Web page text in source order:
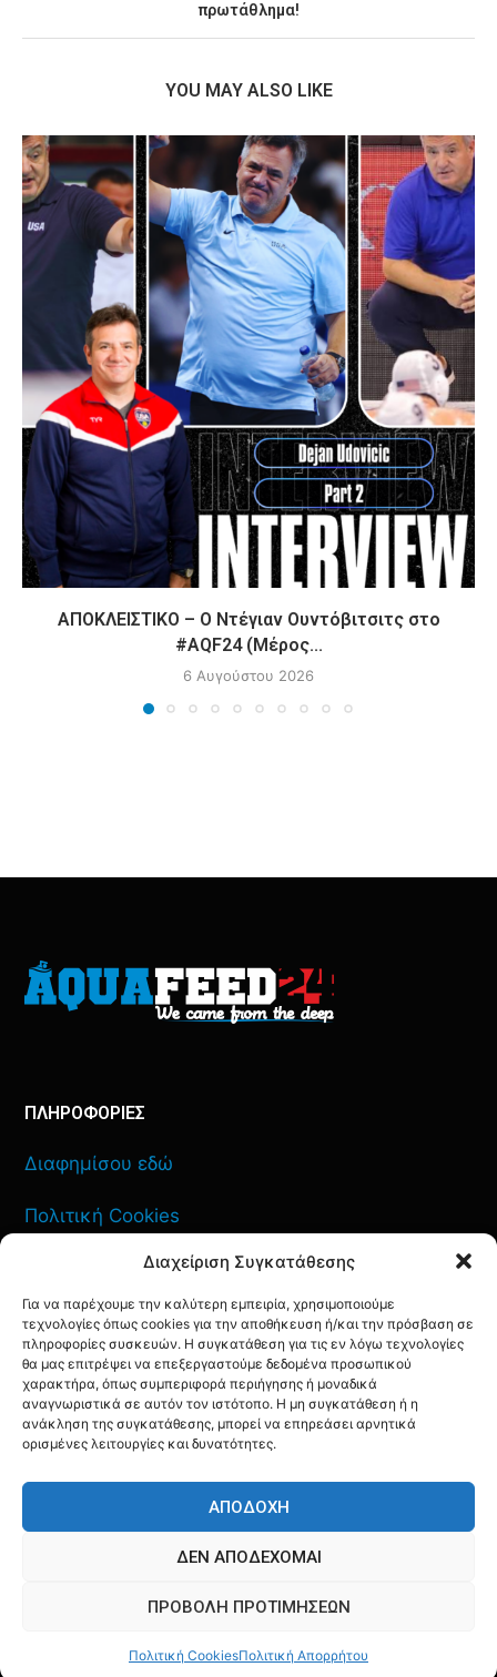
Διαχείριση Συγκατάθεσης
Για να παρέχουμε την καλύτερη εμπειρία, χρησιμοποιούμε
τεχνολογίες όπως cookies για την αποθήκευση ή/και την πρόσβαση σε
πληροφορίες συσκευών. Η συγκατάθεση για τις εν λόγω τεχνολογίες
θα μας επιτρέψει να επεξεργαστούμε δεδομένα προσωπικού
χαρακτήρα, όπως συμπεριφορά περιήγησης ή μοναδικά
αναγνωριστικά σε αυτόν τον ιστότοπο. Η μη συγκατάθεση ή η
ανάκληση της συγκατάθεσης, μπορεί να επηρεάσει αρνητικά
ορισμένες λειτουργίες και δυνατότητες.
ΑΠΟΔΟΧΉ
ΔΕΝ ΑΠΟΔΈΧΟΜΑΙ
ΠΡΟΒΟΛΉ ΠΡΟΤΙΜΉΣΕΩΝ
Πολιτική CookiesΠολιτική Απορρήτου
πρωτάθλημα!
YOU MAY ALSO LIKE
ΑΠΟΚΛΕΙΣΤΙΚΟ – Ο Ντέγιαν Ουντόβιτσιτς στο
#AQF24 (Μέρος...
6 Αυγούστου 2026
ΠΛΗΡΟΦΟΡΙΕΣ
Διαφημίσου εδώ
Πολιτική Cookies
Πολιτική Απορρήτου
ΕΠΙΚΟΙΝΩΝΙΑ
YOUTUBE